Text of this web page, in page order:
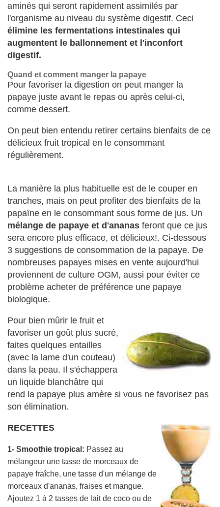
aminés qui seront rapidement assimilés par
l'organisme au niveau du système digestif. Ceci
élimine les fermentations intestinales qui
augmentent le ballonnement et l'inconfort
digestif.
Quand et comment manger la papaye
Pour favoriser la digestion on peut manger la
papaye juste avant le repas ou après celui-ci,
comme dessert.
On peut bien entendu retirer certains bienfaits de ce
délicieux fruit tropical en le consommant
régulièrement.
La manière la plus habituelle est de le couper en
tranches, mais on peut profiter des bienfaits de la
papaïne en le consommant sous forme de jus. Un
mélange de papaye et d'ananas feront que ce jus
sera encore plus efficace, et délicieux!. Ci-dessous
3 suggestions de consommation de la papaye. De
nombreuses papayes mises en vente aujourd'hui
proviennent de culture OGM, aussi pour éviter ce
problème acheter de préférence une papaye
biologique.
Pour bien mûrir le fruit et
favoriser un goût plus sucré,
faites quelques entailles
(avec la lame d'un couteau)
dans la peau. Il s'échappera
un liquide blanchâtre qui
rend la papaye plus amère si vous ne favorisez pas
son élimination.
RECETTES
1- Smoothie tropical: Passez au
mélangeur une tasse de morceaux de
papaye fraîche, une tasse d'un mélange de
morceaux d'ananas, fraises et mangue.
Ajoutez 1 à 2 tasses de lait de coco ou de